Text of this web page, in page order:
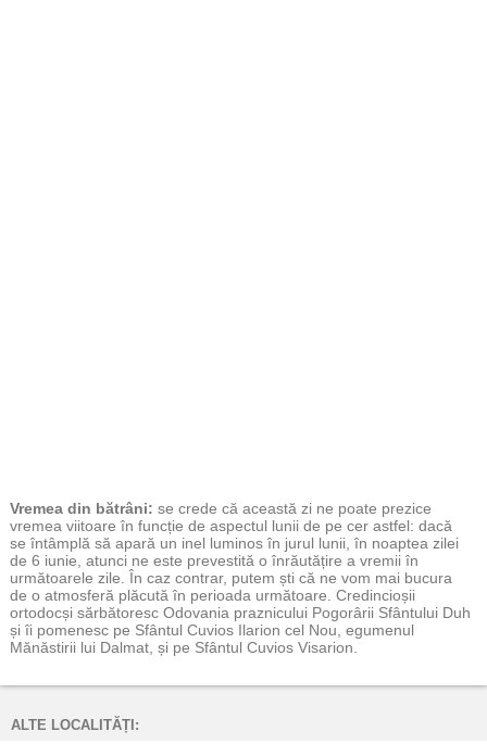
Vremea din bătrâni: se crede că această zi ne poate prezice
vremea viitoare în funcție de aspectul lunii de pe cer astfel: dacă
se întâmplă să apară un inel luminos în jurul lunii, în noaptea zilei
de 6 iunie, atunci ne este prevestită o înrăutățire a vremii în
următoarele zile. În caz contrar, putem ști că ne vom mai bucura
de o atmosferă plăcută în perioada următoare. Credincioșii
ortodocși sărbătoresc Odovania praznicului Pogorârii Sfântului Duh
și îi pomenesc pe Sfântul Cuvios Ilarion cel Nou, egumenul
Mănăstirii lui Dalmat, și pe Sfântul Cuvios Visarion.
ALTE LOCALITĂȚI: